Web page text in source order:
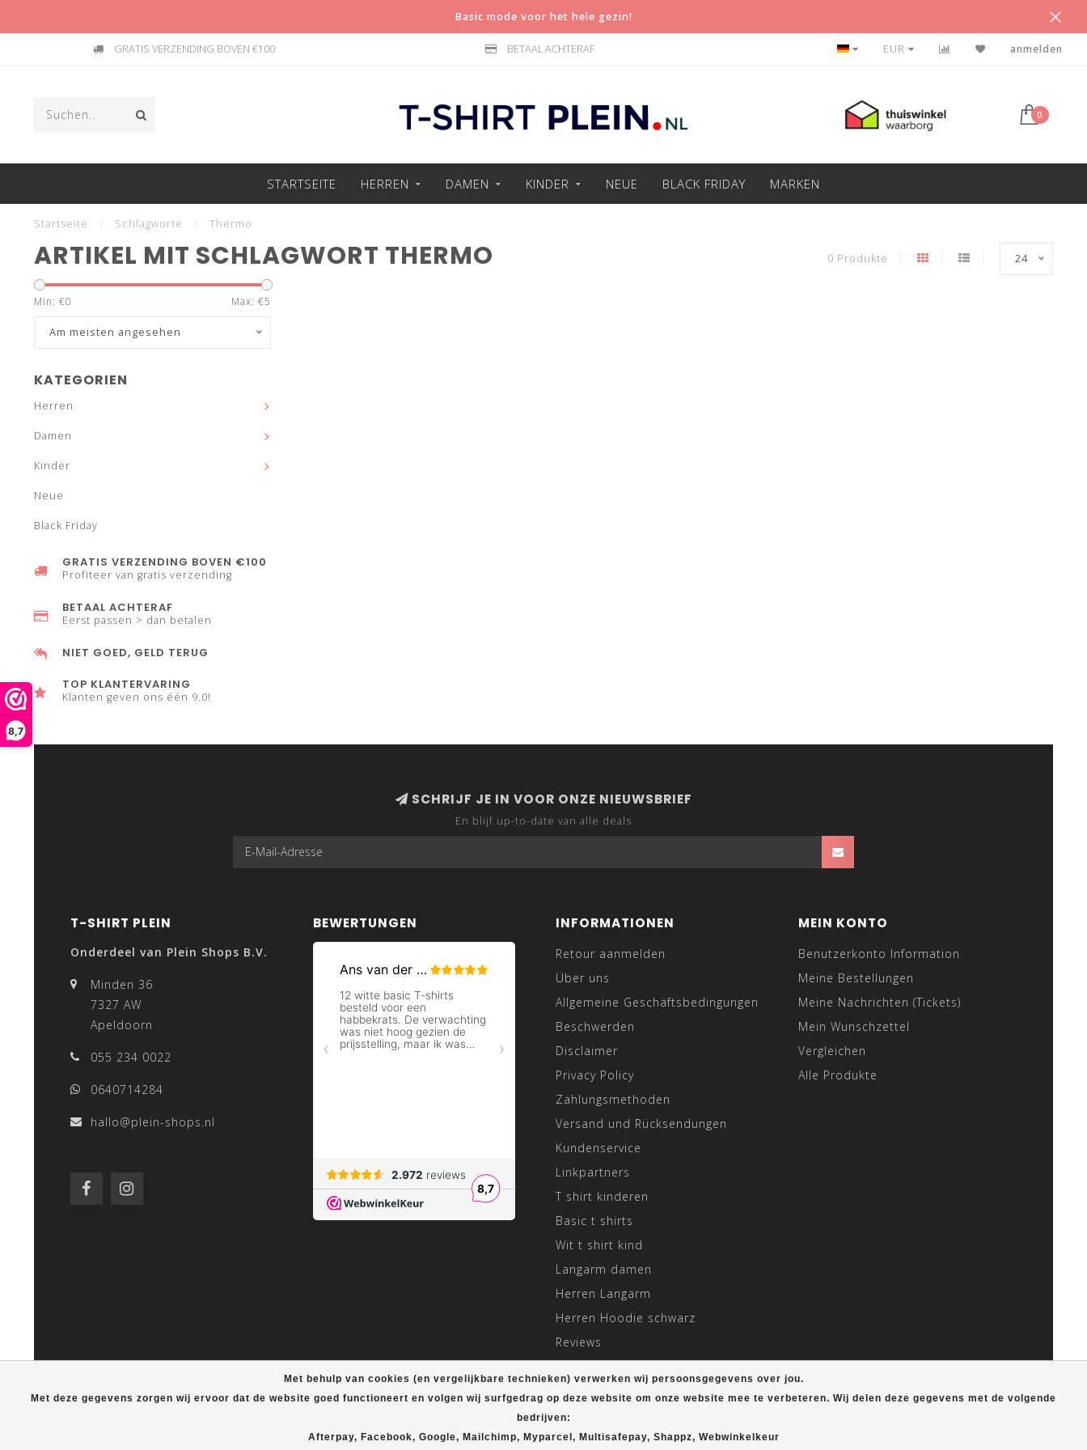
8,7
Basic mode voor het hele gezin!
GRATIS VERZENDING BOVEN €100 BETAAL ACHTERAF VEEL SHIRTS VOOR WEINIG GELD
EUR anmelden
0
STARTSEITE HERREN DAMEN KINDER NEUE BLACK FRIDAY MARKEN
Startseite Schlagworte Thermo
ARTIKEL MIT SCHLAGWORT THERMO 0 Produkte 24
Min: €0 Max: €5
Am meisten angesehen
KATEGORIEN
Herren
Damen
Kinder
Neue
Black Friday
GRATIS VERZENDING BOVEN €100
Profiteer van gratis verzending
BETAAL ACHTERAF
Eerst passen > dan betalen
NIET GOED, GELD TERUG
TOP KLANTERVARING
Klanten geven ons één 9.0!
Met behulp van cookies (en vergelijkbare technieken) verwerken wij persoonsgegevens over jou.
Met deze gegevens zorgen wij ervoor dat de website goed functioneert en volgen wij surfgedrag op deze website om onze website mee te verbeteren. Wij delen deze gegevens met de volgende
bedrijven:
Afterpay, Facebook, Google, Mailchimp, Myparcel, Multisafepay, Shappz, Webwinkelkeur
SCHRIJF JE IN VOOR ONZE NIEUWSBRIEF
En blijf up-to-date van alle deals
T-SHIRT PLEIN
Onderdeel van Plein Shops B.V.
Minden 36
7327 AW
Apeldoorn
055 234 0022
0640714284
hallo@plein-shops.nl
BEWERTUNGEN INFORMATIONEN
Retour aanmelden
Über uns
Allgemeine Geschäftsbedingungen
Beschwerden
Disclaimer
Privacy Policy
Zahlungsmethoden
Versand und Rücksendungen
Kundenservice
Linkpartners
T shirt kinderen
Basic t shirts
Wit t shirt kind
Langarm damen
Herren Langarm
Herren Hoodie schwarz
Reviews
Angepasste Öffnungszeiten
MEIN KONTO
Benutzerkonto Information
Meine Bestellungen
Meine Nachrichten (Tickets)
Mein Wunschzettel
Vergleichen
Alle Produkte
© Copyright 2026 T-shirt Plein